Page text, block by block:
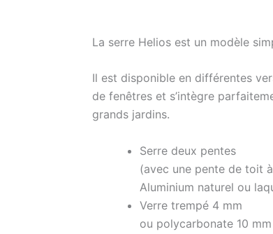
La serre Helios est un modèle
Il est disponible en différentes
de fenêtres et s’intègre
grands jardins.
Serre deux pentes
(avec une pente de toit
Aluminium naturel ou
Verre trempé 4 mm
ou polycarbonate 10